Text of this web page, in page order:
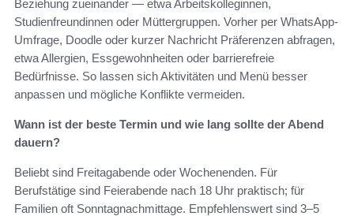
Beziehung zueinander — etwa Arbeitskolleginnen,
Studienfreundinnen oder Müttergruppen. Vorher per WhatsApp-
Umfrage, Doodle oder kurzer Nachricht Präferenzen abfragen,
etwa Allergien, Essgewohnheiten oder barrierefreie
Bedürfnisse. So lassen sich Aktivitäten und Menü besser
anpassen und mögliche Konflikte vermeiden.
Wann ist der beste Termin und wie lang sollte der Abend
dauern?
Beliebt sind Freitagabende oder Wochenenden. Für
Berufstätige sind Feierabende nach 18 Uhr praktisch; für
Familien oft Sonntagnachmittage. Empfehlenswert sind 3–5